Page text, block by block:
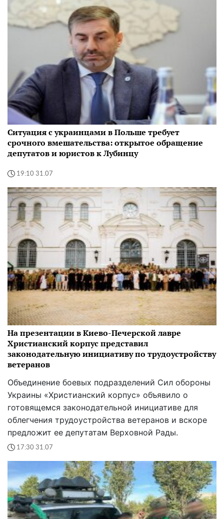
Ситуация с украинцами в Польше требует
срочного вмешательства: открытое обращение
депутатов и юристов к Лубинцу
19:10 31.07
На презентации в Киево-Печерской лавре
Христианский корпус представил
законодательную инициативу по трудоустройству
ветеранов
Объединение боевых подразделений Сил обороны
Украины «Христианский корпус» объявило о
готовящемся законодательной инициативе для
облегчения трудоустройства ветеранов и вскоре
предложит ее депутатам Верховной Рады.
17:30 31.07